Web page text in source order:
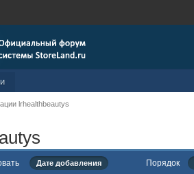
lrhealthbeautys
Дате добавления Порядок